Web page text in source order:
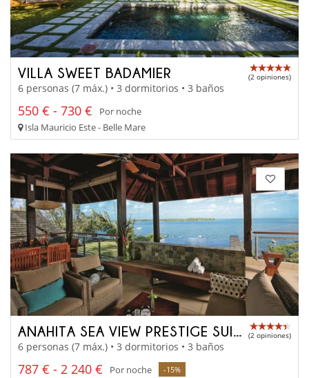
VILLA SWEET BADAMIER (2 opiniones)
6 personas (7 máx.) • 3 dormitorios • 3 baños
550 € - 730 €
Por noche
Isla Mauricio Este - Belle Mare
ANAHITA SEA VIEW PRESTIGE SUITE (2 opiniones)
6 personas (7 máx.) • 3 dormitorios • 3 baños
787 € - 2 240 € Por noche -15%